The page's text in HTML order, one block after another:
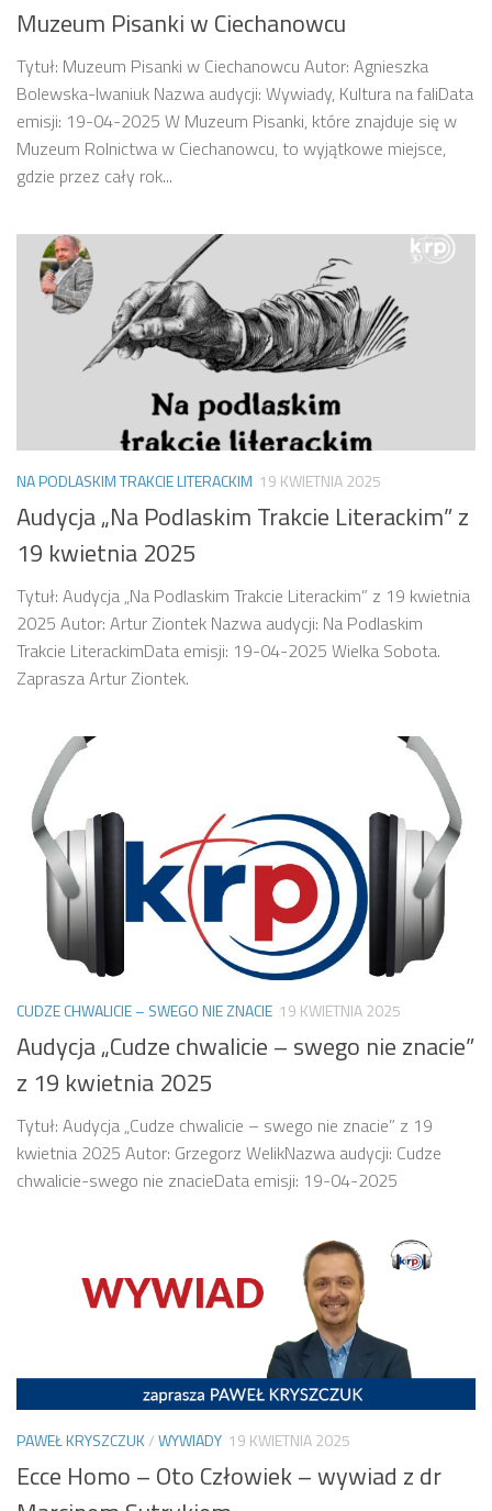
Muzeum Pisanki w Ciechanowcu
Tytuł: Muzeum Pisanki w Ciechanowcu Autor: Agnieszka
Bolewska-Iwaniuk Nazwa audycji: Wywiady, Kultura na faliData
emisji: 19-04-2025 W Muzeum Pisanki, które znajduje się w
Muzeum Rolnictwa w Ciechanowcu, to wyjątkowe miejsce,
gdzie przez cały rok...
NA PODLASKIM TRAKCIE LITERACKIM 19 KWIETNIA 2025
Audycja „Na Podlaskim Trakcie Literackim” z
19 kwietnia 2025
Tytuł: Audycja „Na Podlaskim Trakcie Literackim” z 19 kwietnia
2025 Autor: Artur Ziontek Nazwa audycji: Na Podlaskim
Trakcie LiterackimData emisji: 19-04-2025 Wielka Sobota.
Zaprasza Artur Ziontek.
CUDZE CHWALICIE – SWEGO NIE ZNACIE 19 KWIETNIA 2025
Audycja „Cudze chwalicie – swego nie znacie”
z 19 kwietnia 2025
Tytuł: Audycja „Cudze chwalicie – swego nie znacie” z 19
kwietnia 2025 Autor: Grzegorz WelikNazwa audycji: Cudze
chwalicie-swego nie znacieData emisji: 19-04-2025
PAWEŁ KRYSZCZUK/WYWIADY 19 KWIETNIA 2025
Ecce Homo – Oto Człowiek – wywiad z dr